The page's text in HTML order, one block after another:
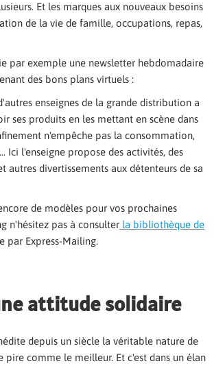
Et les marques aux nouveaux besoins
de la vie de famille, occupations, repas,
par exemple une newsletter hebdomadaire
des bons plans virtuels :
enseignes de la grande distribution a
ses produits en les mettant en scène dans
n'empêche pas la consommation,
Ici l'enseigne propose des activités, des
autres divertissements aux détenteurs de sa
de modèles pour vos prochaines
n'hésitez pas à consulter la bibliothèque de
par Express-Mailing.
attitude solidaire
depuis un siècle la véritable nature de
pire comme le meilleur. Et c'est dans un élan